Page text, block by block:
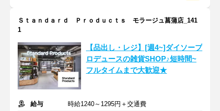
Ｓｔａｎｄａｒｄ Ｐｒｏｄｕｃｔｓ モラージュ菖蒲店_141
1
【品出し・レジ】[週4~]ダイソープ
ロデュースの雑貨SHOP♪短時間~
フルタイムまで大歓迎★
給与
時給1240～1295円＋交通費